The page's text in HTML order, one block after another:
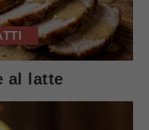
al latte